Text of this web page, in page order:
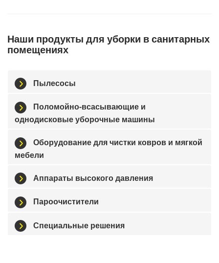
Наши продукты для уборки в санитарных
помещениях
Пылесосы
Поломойно-всасывающие и
однодисковые уборочные машины
Оборудование для чистки ковров и мягкой
мебели
Аппараты высокого давления
Пароочистители
Специальные решения